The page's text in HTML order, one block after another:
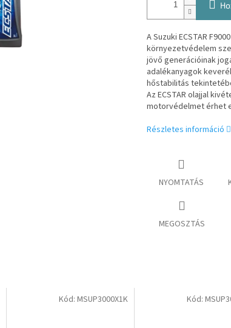
A Suzuki ECSTAR
környezetvédelem
jövő generációinak
adalékanyagok
hőstabilitás
Az ECSTAR olajjal
motorvédelmet érhet
Részletes információ
NYOMTATÁS
MEGOSZTÁS
Kód: MSUP3000X1K Kód: